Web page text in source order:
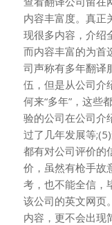
内容丰富度。真正
现很多内容，介绍
而内容丰富的为首
司声称有多年翻译
伍，但是从公司介
何来“多年”，这些
验的公司在公司介
过了几年发展等
都有对公司评价的
价，虽然有枪手故
考，也不能全信，
该公司的英文网页
内容，更不会出现